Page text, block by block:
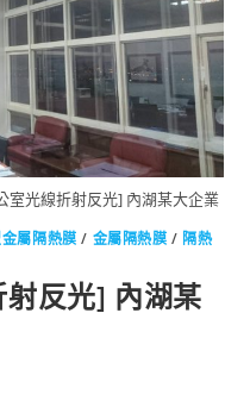
2018-07-09
室光線折射反光] 內湖某大企業
屬隔熱膜 / 金屬隔熱膜 / 隔熱
反光] 內湖某